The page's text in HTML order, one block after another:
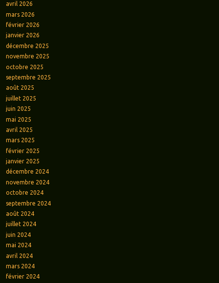
avril 2026
mars 2026
février 2026
janvier 2026
décembre 2025
novembre 2025
octobre 2025
septembre 2025
août 2025
juillet 2025
juin 2025
mai 2025
avril 2025
mars 2025
février 2025
janvier 2025
décembre 2024
novembre 2024
octobre 2024
septembre 2024
août 2024
juillet 2024
juin 2024
mai 2024
avril 2024
mars 2024
février 2024